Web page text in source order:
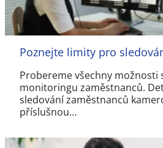
Poznejte limity pro
Probereme všechny možnosti
monitoringu zaměstnanců.
sledování zaměstnanců
příslušnou…